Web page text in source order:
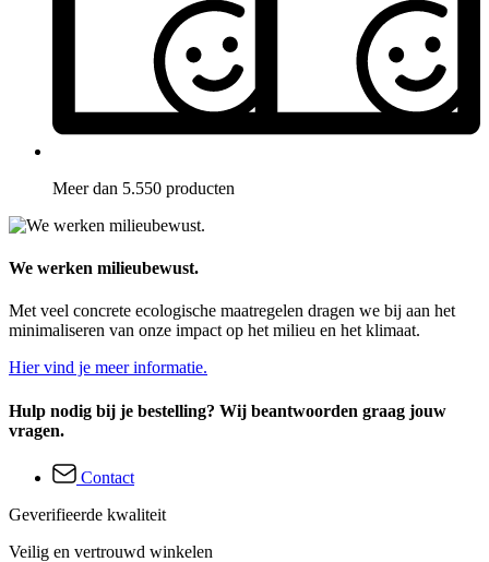
Meer dan 5.550 producten
We werken milieubewust.
Met veel concrete ecologische maatregelen dragen we bij aan het
minimaliseren van onze impact op het milieu en het klimaat.
Hier vind je meer informatie.
Hulp nodig bij je bestelling? Wij beantwoorden graag jouw
vragen.
Contact
Geverifieerde kwaliteit
Veilig en vertrouwd winkelen